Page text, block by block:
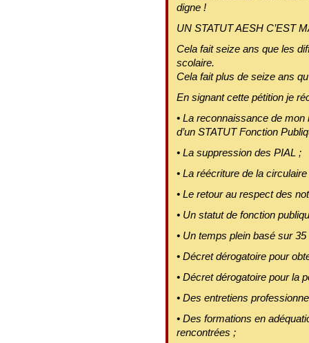
digne !
UN STATUT AESH C’EST
Cela fait seize ans que les
scolaire.
Cela fait plus de seize ans
En signant cette pétition je
• La reconnaissance de
d’un STATUT Fonction
• La suppression des PIAL ;
• La réécriture de la
• Le retour au respect des
• Un statut de fonction
• Un temps plein basé sur
• Décret dérogatoire pour
• Décret dérogatoire pour la
• Des entretiens
• Des formations en
rencontrées ;